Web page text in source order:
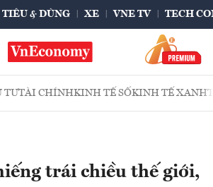
TIÊU & DÙNG XE VNE TV TECH
TƯTÀI CHÍNHKINH TẾ SỐKINH TẾ XANH
trái chiều thế giới,